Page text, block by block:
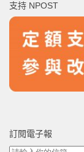
字:
支持 NPOST
訂閱電子報